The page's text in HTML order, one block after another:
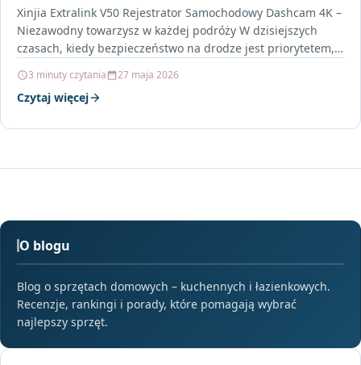
Xinjia Extralink V50 Rejestrator Samochodowy Dashcam 4K –
Niezawodny towarzysz w każdej podróży W dzisiejszych
czasach, kiedy bezpieczeństwo na drodze jest priorytetem,
3 minuty czytania 27 maja 2026
Czytaj więcej
O blogu
Blog o sprzętach domowych – kuchennych i łazienkowych.
Recenzje, rankingi i porady, które pomagają wybrać
najlepszy sprzęt.